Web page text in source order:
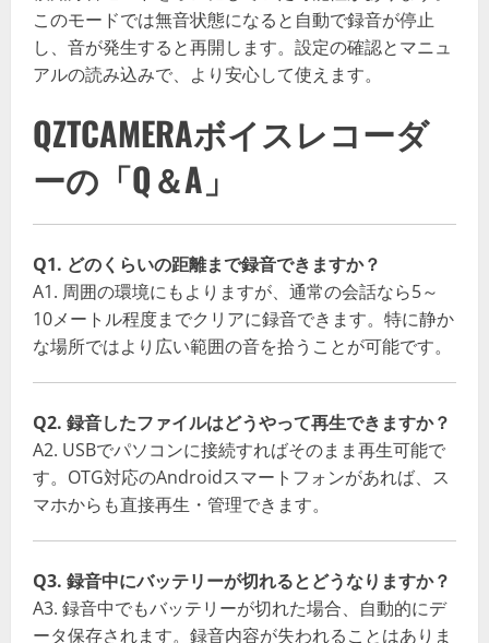
このモードでは無音状態になると自動で録音が停止
し、音が発生すると再開します。設定の確認とマニュ
アルの読み込みで、より安心して使えます。
QZTCAMERAボイスレコーダ
ーの「Q＆A」
Q1. どのくらいの距離まで録音できますか？
A1. 周囲の環境にもよりますが、通常の会話なら5～
10メートル程度までクリアに録音できます。特に静か
な場所ではより広い範囲の音を拾うことが可能です。
Q2. 録音したファイルはどうやって再生できますか？
A2. USBでパソコンに接続すればそのまま再生可能で
す。OTG対応のAndroidスマートフォンがあれば、ス
マホからも直接再生・管理できます。
Q3. 録音中にバッテリーが切れるとどうなりますか？
A3. 録音中でもバッテリーが切れた場合、自動的にデ
ータ保存されます。録音内容が失われることはありま